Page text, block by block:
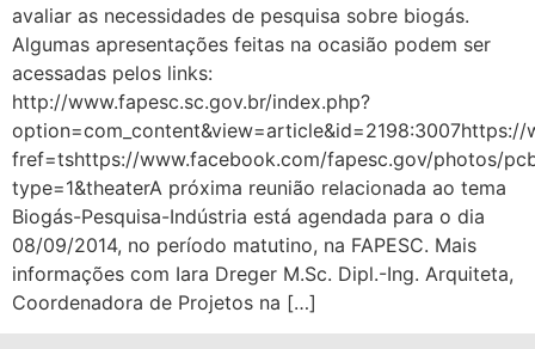
avaliar as necessidades de pesquisa sobre biogás.
Algumas apresentações feitas na ocasião podem ser
acessadas pelos links:
http://www.fapesc.sc.gov.br/index.php?
fref=tshttps://www.facebook.com/fapesc.gov/photos/
type=1&theaterA próxima reunião relacionada ao tema
Biogás-Pesquisa-Indústria está agendada para o dia
08/09/2014, no período matutino, na FAPESC. Mais
informações com Iara Dreger M.Sc. Dipl.-Ing. Arquiteta,
Coordenadora de Projetos na […]